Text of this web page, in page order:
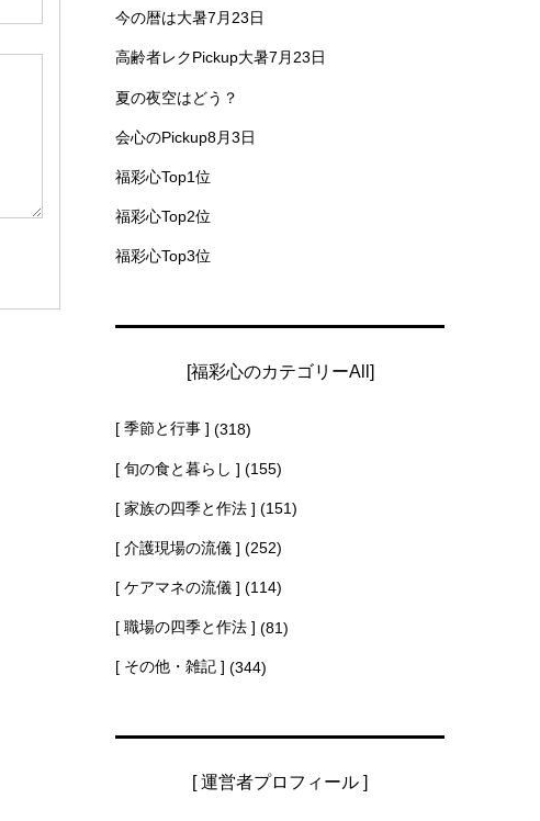
今の暦は大暑7月23日
高齢者レクPickup大暑7月23日
夏の夜空はどう？
会心のPickup8月3日
福彩心Top1位
福彩心Top2位
福彩心Top3位
[福彩心のカテゴリーAll]
[ 季節と行事 ] (318)
[ 旬の食と暮らし ] (155)
[ 家族の四季と作法 ] (151)
[ 介護現場の流儀 ] (252)
[ ケアマネの流儀 ] (114)
[ 職場の四季と作法 ] (81)
[ その他・雑記 ] (344)
[ 運営者プロフィール ]